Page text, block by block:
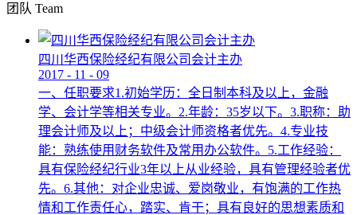
团队 Team
四川华西保险经纪有限公司会计主办
2017 - 11 - 09
一、任职要求1.初始学历：全日制本科及以上，金融
学、会计学等相关专业。2.年龄：35岁以下。3.职称：助
理会计师及以上；中级会计师资格者优先。4.专业技
能：熟练使用财务软件及常用办公软件。5.工作经验：
具有保险经纪行业3年以上从业经验，具有管理经验者优
先。6.其他：对企业忠诚、爱岗敬业，有饱满的工作热
情和工作责任心，踏实、肯干；具有良好的思想素质和